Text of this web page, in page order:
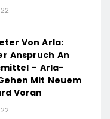
Von Arla:
Anspruch An
– Arla-
Mit Neuem
Voran